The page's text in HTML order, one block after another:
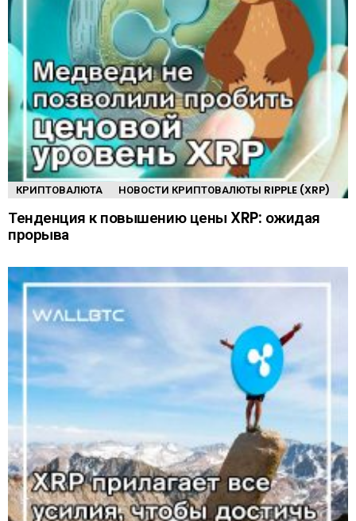
КРИПТОВАЛЮТА НОВОСТИ КРИПТОВАЛЮТЫ RIPPLE (XRP)
Тенденция к повышению цены XRP: ожидая
прорыва